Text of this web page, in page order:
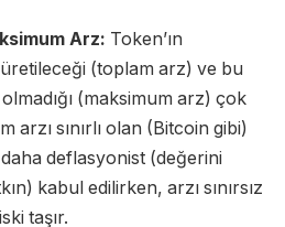
Arz: Token’ın
(toplam arz) ve bu
olmadığı (maksimum arz) çok
arzı sınırlı olan (Bitcoin gibi)
deflasyonist (değerini
kabul edilirken, arzı sınırsız
taşır.